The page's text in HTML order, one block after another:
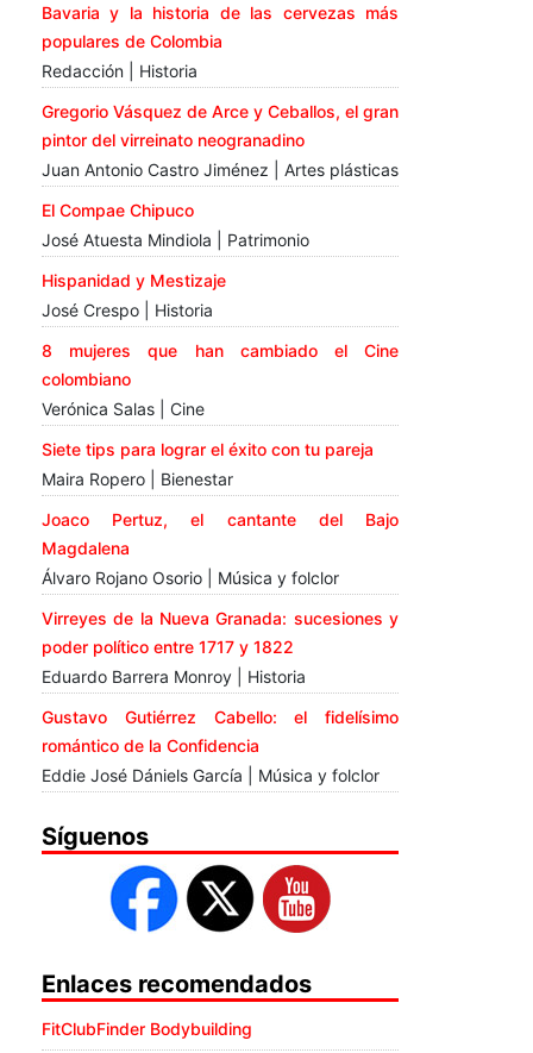
Bavaria y la historia de las cervezas más
populares de Colombia
Redacción | Historia
Gregorio Vásquez de Arce y Ceballos, el gran
pintor del virreinato neogranadino
Juan Antonio Castro Jiménez | Artes plásticas
El Compae Chipuco
José Atuesta Mindiola | Patrimonio
Hispanidad y Mestizaje
José Crespo | Historia
8 mujeres que han cambiado el Cine
colombiano
Verónica Salas | Cine
Siete tips para lograr el éxito con tu pareja
Maira Ropero | Bienestar
Joaco Pertuz, el cantante del Bajo
Magdalena
Álvaro Rojano Osorio | Música y folclor
Virreyes de la Nueva Granada: sucesiones y
poder político entre 1717 y 1822
Eduardo Barrera Monroy | Historia
Gustavo Gutiérrez Cabello: el fidelísimo
romántico de la Confidencia
Eddie José Dániels García | Música y folclor
Síguenos
Enlaces recomendados
FitClubFinder Bodybuilding